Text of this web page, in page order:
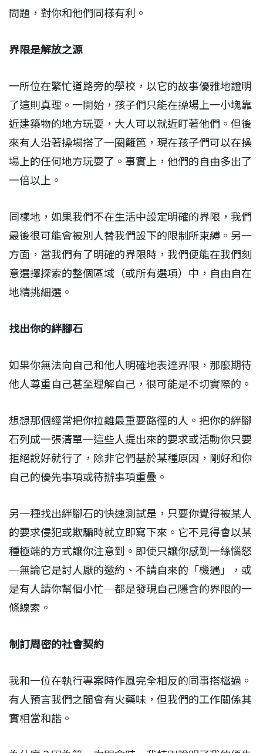
問題，對你和他們同樣有利。
界限是解放之源
一所位在繁忙道路旁的學校，以它的故事優雅地證明
了這則真理。一開始，孩子們只能在操場上一小塊靠
近建築物的地方玩耍，大人可以就近盯著他們。但後
來有人沿著操場搭了一圈籬笆，現在孩子們可以在操
場上的任何地方玩耍了。事實上，他們的自由多出了
一倍以上。
同樣地，如果我們不在生活中設定明確的界限，我們
最後很可能會被別人替我們設下的限制所束縛。另一
方面，當我們有了明確的界限時，我們便能在我們刻
意選擇探索的整個區域（或所有選項）中，自由自在
地精挑細選。
找出你的絆腳石
如果你無法向自己和他人明確地表達界限，那麼期待
他人尊重自己甚至理解自己，很可能是不切實際的。
想想那個經常把你拉離最重要路徑的人。把你的絆腳
石列成一張清單─這些人提出來的要求或活動你只要
拒絕說好就行了，除非它們基於某種原因，剛好和你
自己的優先事項或待辦事項重疊。
另一種找出絆腳石的快速測試是，只要你覺得被某人
的要求侵犯或欺騙時就立即寫下來。它不見得會以某
種極端的方式讓你注意到。即使只讓你感到一絲惱怒
─無論它是討人厭的邀約、不請自來的「機遇」，或
是有人請你幫個小忙─都是發現自己隱含的界限的一
條線索。
制訂周密的社會契約
我和一位在執行專案時作風完全相反的同事搭檔過。
有人預言我們之間會有火藥味，但我們的工作關係其
實相當和諧。